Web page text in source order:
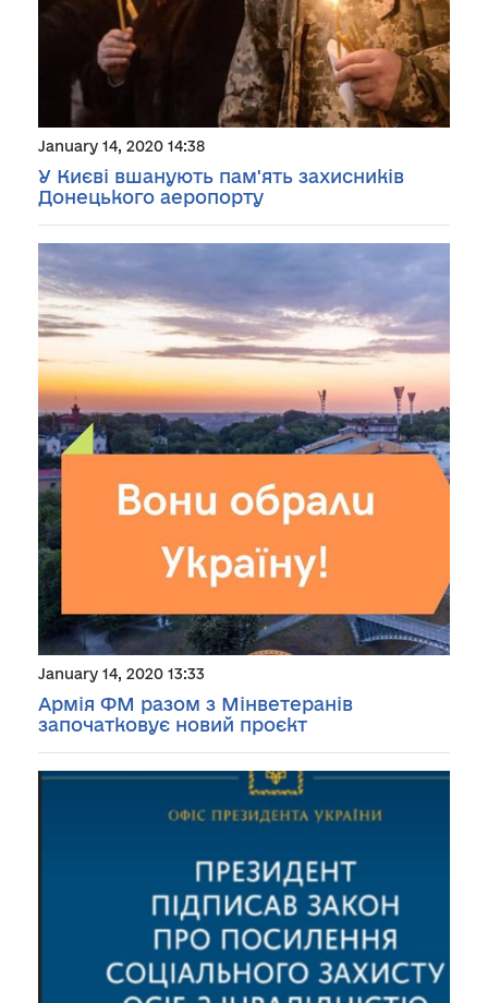
January 14, 2020 14:38
У Києві вшанують пам'ять захисників
Донецького аеропорту
January 14, 2020 13:33
Армія ФМ разом з Мінветеранів
започатковує новий проєкт